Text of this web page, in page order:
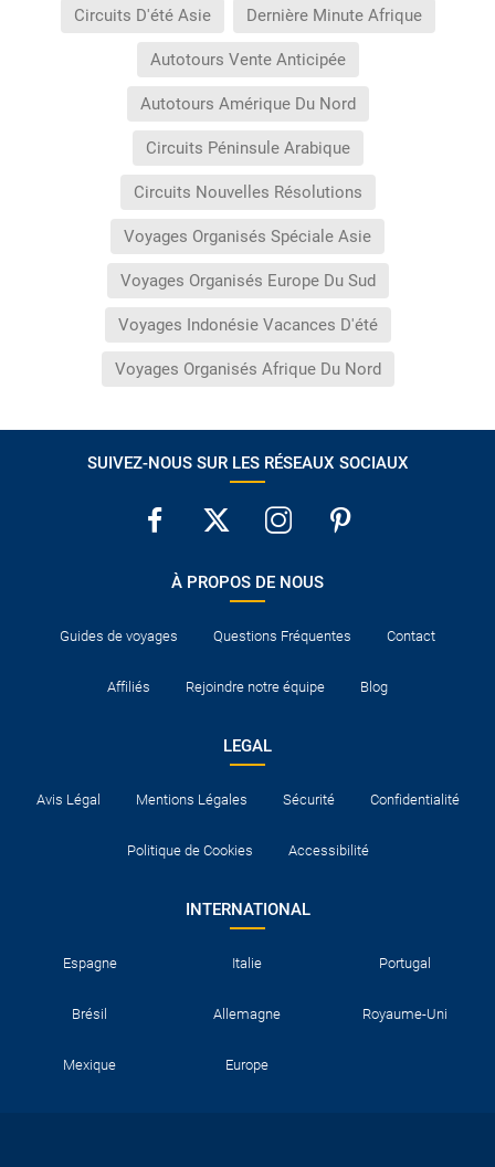
Circuits D'été Asie Dernière Minute Afrique
Autotours Vente Anticipée
Autotours Amérique Du Nord
Circuits Péninsule Arabique
Circuits Nouvelles Résolutions
Voyages Organisés Spéciale Asie
Voyages Organisés Europe Du Sud
Voyages Indonésie Vacances D'été
Voyages Organisés Afrique Du Nord
SUIVEZ-NOUS SUR LES RÉSEAUX SOCIAUX
À PROPOS DE NOUS
Guides de voyages Questions Fréquentes Contact
Affiliés Rejoindre notre équipe Blog
LEGAL
Avis Légal Mentions Légales Sécurité Confidentialité
Politique de Cookies Accessibilité
INTERNATIONAL
Espagne Italie Portugal
Brésil Allemagne Royaume-Uni
Mexique Europe